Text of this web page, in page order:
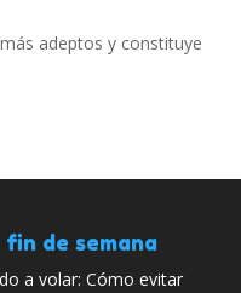
adeptos y constituye
fin de semana
a volar: Cómo evitar